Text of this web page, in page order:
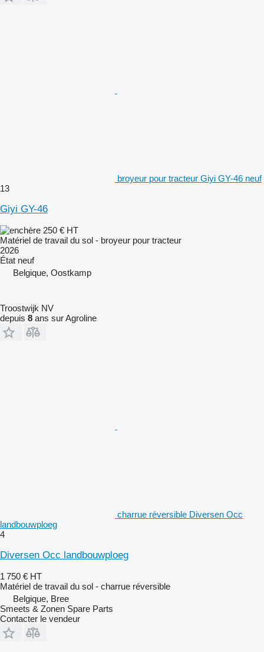
broyeur pour tracteur Giyi GY-46 neuf
13
Giyi GY-46
250 € HT
Matériel de travail du sol - broyeur pour tracteur
2026
État neuf
Belgique, Oostkamp
Troostwijk NV
depuis 8 ans sur Agroline
charrue réversible Diversen Occ
landbouwploeg
4
Diversen Occ landbouwploeg
1 750 € HT
Matériel de travail du sol - charrue réversible
Belgique, Bree
Smeets & Zonen Spare Parts
Contacter le vendeur